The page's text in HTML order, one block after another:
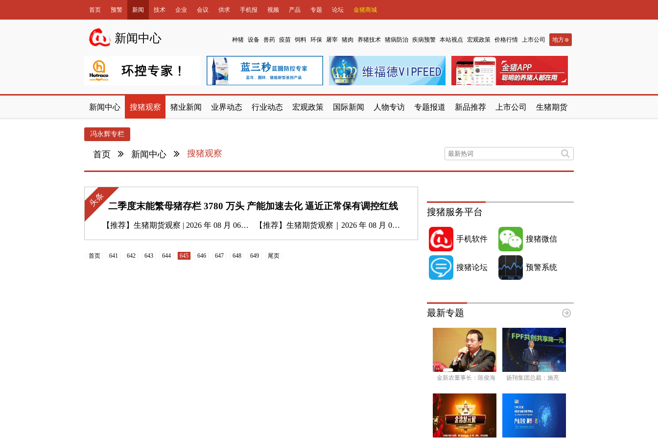
首页 预警 新闻 技术 企业 会议 供求 手机报 视频 产品 专题 论坛 金猪商城
数据库
新闻中心 种猪 设备 兽药 疫苗 饲料 环保 屠宰 猪肉 养猪技术 猪病防治 疾病预警 本站视点 宏观政策 价格行情 上市公司 地方
新闻中心 搜猪观察 猪业新闻 业界动态 行业动态 宏观政策 国际新闻 人物专访 专题报道 新品推荐 上市公司 生猪期货
冯永辉专栏
首页 新闻中心 搜猪观察
头条 二季度末能繁母猪存栏 3780 万头 产能加速去化 逼近正常保有调控红线
【推荐】 生猪期货观察 | 2026 年 08 月 06 日 【推荐】 生猪期货观察｜2026 年 08 月 05 日
首页 641 642 643 644 645 646 647 648 649 尾页
搜猪服务平台
手机软件 搜猪微信
搜猪论坛 预警系统
最新专题
金新农董事长：陈俊海 扬翔集团总裁：施亮